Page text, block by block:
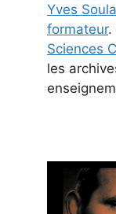
Yves
formateur.
Sciences
les